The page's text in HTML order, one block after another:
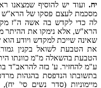
יח. ועוד יש להוסיף שמצאנו
מסכמת לעצם פסקו של הרא"ש
לה כדי לקדש בה אשה ה"ז
הרא"ש, אלא נימקו את
שאינה שייכת למקדש ויודע הוא
את הטבעת לשואל בקנין
הטבעת בהשאלה מ"מ כוונתו
ע"מ להחזיר. ע' בזה להראב"ד
בתשובתו הנדפסת בהגהות
מיימוניות (סדר נשים סי'